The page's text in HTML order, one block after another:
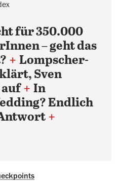
für 350.000
– geht das
+ Lompscher-
Sven
+ In
Endlich
+